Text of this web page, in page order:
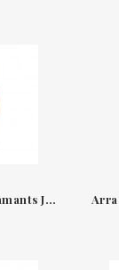
Arracades de Diamants Jaipur Triple Link de Marco Bicego